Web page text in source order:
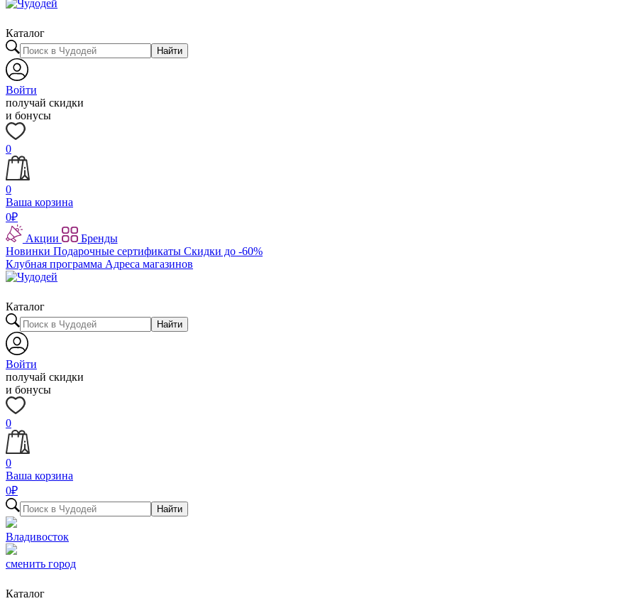
Каталог
Найти
Войти
получай скидки
и бонусы
0
0
Ваша корзина
0₽
Акции
Бренды
Новинки Подарочные сертификаты Скидки до -60%
Клубная программа Адреса магазинов
Каталог
Найти
Войти
получай скидки
и бонусы
0
0
Ваша корзина
0₽
Найти
Владивосток
сменить город
Каталог